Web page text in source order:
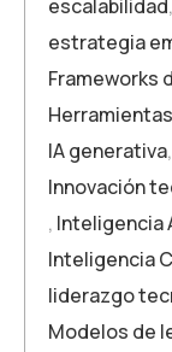
escalabilidad,
estrategia
Frameworks
IA generativa,
Innovación
, Inteligencia
Inteligencia
liderazgo
Modelos de